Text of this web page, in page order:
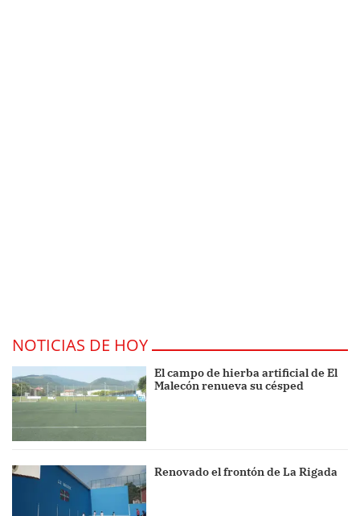
NOTICIAS DE HOY
El campo de hierba artificial de El
Malecón renueva su césped
Renovado el frontón de La Rigada